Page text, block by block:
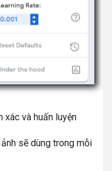
xác và huấn luyện
sẽ dùng trong mỗi